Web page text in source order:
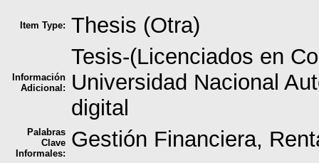
Item Type: Thesis (Otra)
Información
Adicional:
Tesis-(Licenciados en
Universidad Nacional
digital
Palabras
Clave
Informales:
Gestión Financiera,